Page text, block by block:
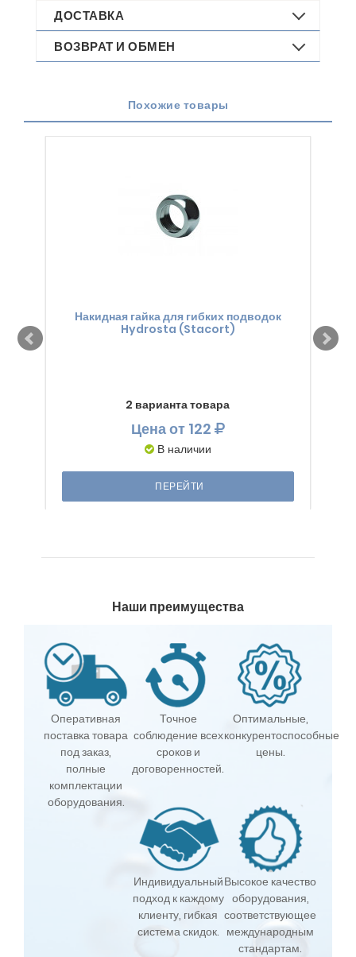
ДОСТАВКА
ВОЗВРАТ И ОБМЕН
Похожие товары
Накидная гайка для гибких подводок
Hydrosta (Stacort)
2 варианта товара
Ценаот 122
В наличии
ПЕРЕЙТИ
Наши преимущества
Оперативная
поставка товара
под заказ,
полные
комплектации
оборудования.
Точное
соблюдение всех
сроков и
договоренностей.
Оптимальные,
конкурентоспособные
цены.
Индивидуальный
подход к каждому
клиенту, гибкая
система скидок.
Высокое качество
оборудования,
соответствующее
международным
стандартам.